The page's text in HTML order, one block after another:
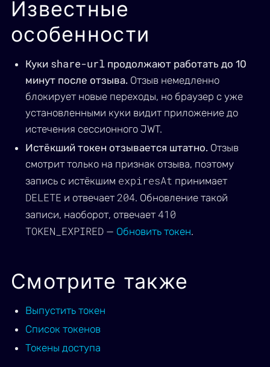
Известные
особенности
Куки share-url продолжают работать до 10
минут после отзыва. Отзыв немедленно
блокирует новые переходы, но браузер с уже
установленными куки видит приложение до
истечения сессионного JWT.
Истёкший токен отзывается штатно. Отзыв
смотрит только на признак отзыва, поэтому
запись с истёкшим expiresAt принимает
DELETE и отвечает 204. Обновление такой
записи, наоборот, отвечает410
TOKEN_EXPIRED — Обновить токен.
Смотрите также
Выпустить токен
Список токенов
Токены доступа